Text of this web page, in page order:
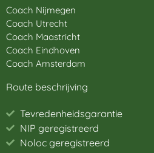
Coach Nijmegen
Coach Utrecht
Coach Maastricht
Coach Eindhoven
Coach Amsterdam
Route beschrijving
Tevredenheidsgarantie
NIP geregistreerd
Noloc geregistreerd